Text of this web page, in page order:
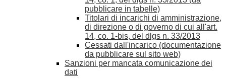
pubblicare in tabelle)
Titolari di incarichi di amministrazione,
di direzione o di governo di cui all'art.
14, co. 1-bis, del dlgs n. 33/2013
Cessati dall'incarico (documentazione
da pubblicare sul sito web)
Sanzioni per mancata comunicazione dei
dati